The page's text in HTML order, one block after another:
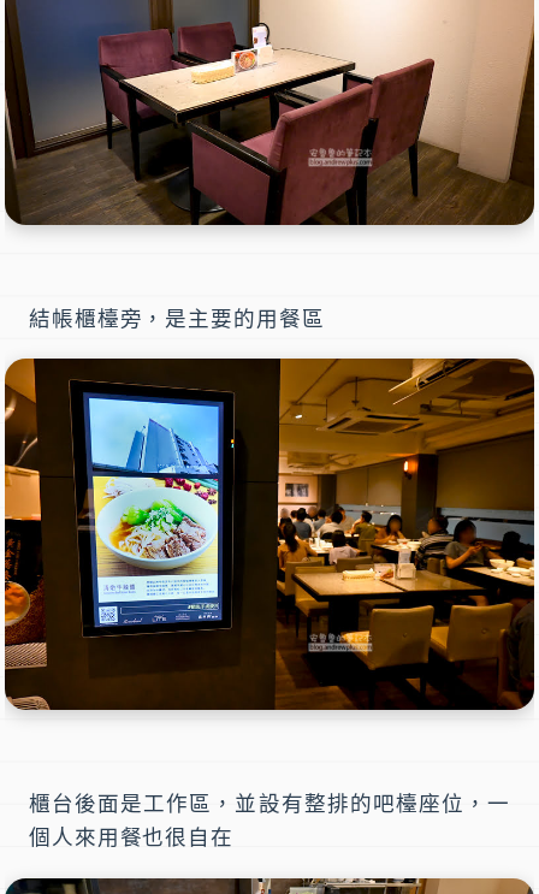
結帳櫃檯旁，是主要的用餐區
櫃台後面是工作區，並設有整排的吧檯座位，一
個人來用餐也很自在